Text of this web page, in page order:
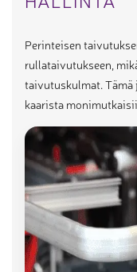
Perinteisen
rullataivutukseen,
taivutuskulmat. Tämä
kaarista